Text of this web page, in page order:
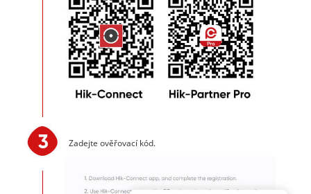
Zadejte ověřovací kód.